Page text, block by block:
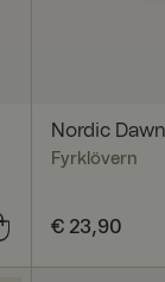
Nordic
Fyrklövern
Prijs:€
€ 23,90